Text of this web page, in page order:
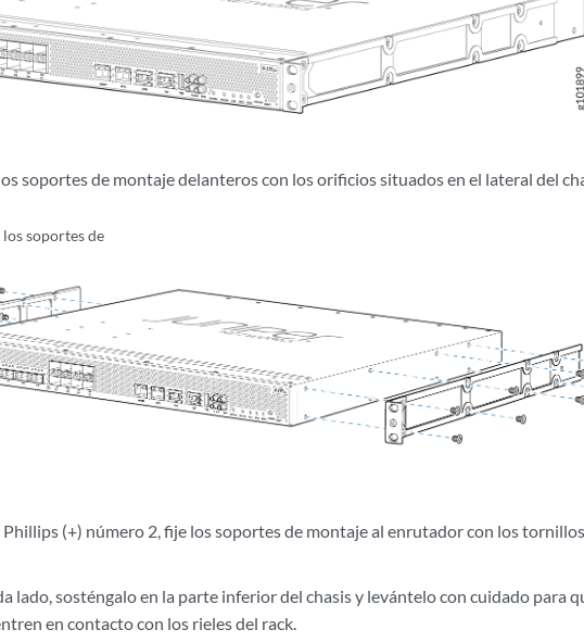
soportes de montaje delanteros con los orificios situados en el lateral del
soportes de
(+) número 2, fije los soportes de montaje al enrutador con los
lado, sosténgalo en la parte inferior del chasis y levántelo con cuidado para
en contacto con los rieles del rack.